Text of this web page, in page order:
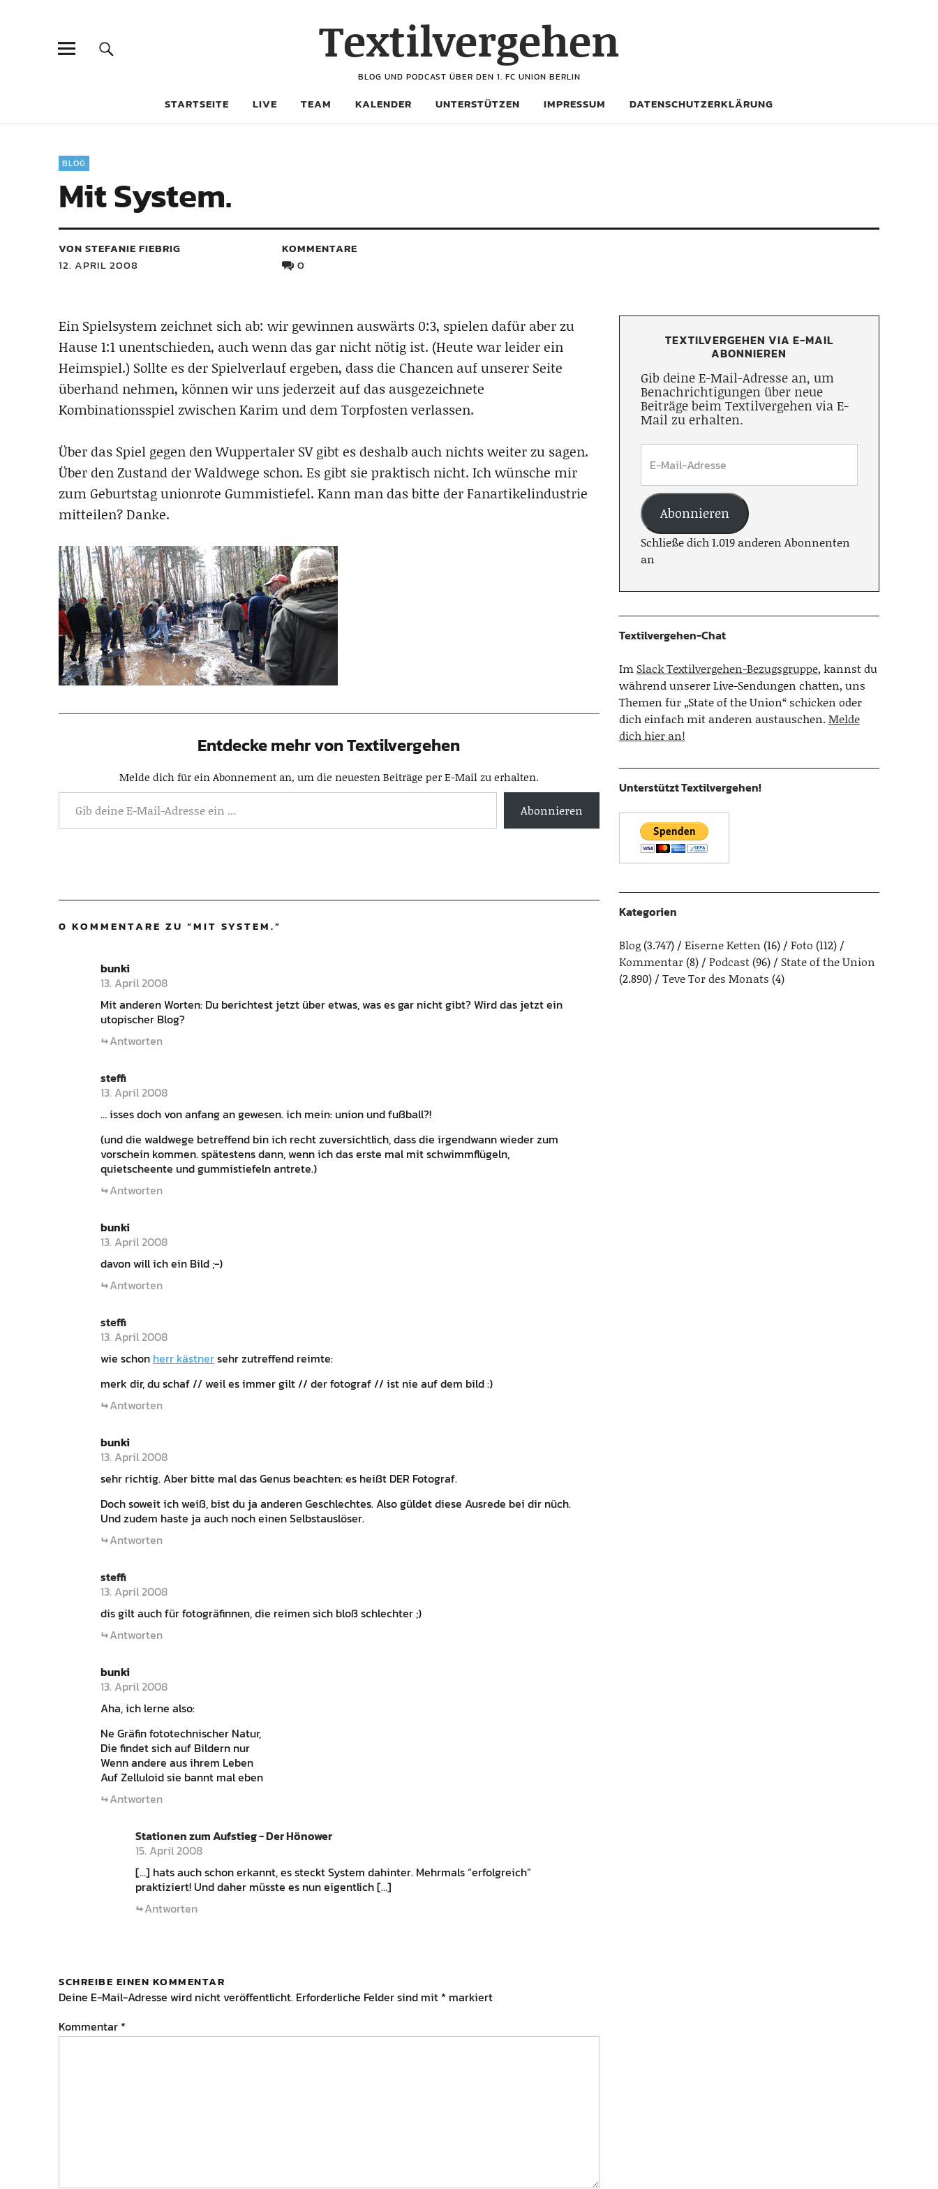
Textilvergehen
BLOG UND PODCAST ÜBER DEN 1. FC UNION BERLIN
STARTSEITE LIVE TEAM KALENDER UNTERSTÜTZEN IMPRESSUM DATENSCHUTZERKLÄRUNG
BLOG
Mit System.
VON STEFANIE FIEBRIG
12. APRIL 2008
KOMMENTARE
0
Ein Spielsystem zeichnet sich ab: wir gewinnen auswärts 0:3, spielen dafür aber zu
Hause 1:1 unentschieden, auch wenn das gar nicht nötig ist. (Heute war leider ein
Heimspiel.) Sollte es der Spielverlauf ergeben, dass die Chancen auf unserer Seite
überhand nehmen, können wir uns jederzeit auf das ausgezeichnete
Kombinationsspiel zwischen Karim und dem Torpfosten verlassen.
Über das Spiel gegen den Wuppertaler SV gibt es deshalb auch nichts weiter zu sagen.
Über den Zustand der Waldwege schon. Es gibt sie praktisch nicht. Ich wünsche mir
zum Geburtstag unionrote Gummistiefel. Kann man das bitte der Fanartikelindustrie
mitteilen? Danke.
Entdecke mehr von Textilvergehen
Melde dich für ein Abonnement an, um die neuesten Beiträge per E-Mail zu erhalten.
Abonnieren
0 KOMMENTARE ZU “MIT SYSTEM.”
bunki
13. April 2008
Mit anderen Worten: Du berichtest jetzt über etwas, was es gar nicht gibt? Wird das jetzt ein
utopischer Blog?
Antworten
steffi
13. April 2008
… isses doch von anfang an gewesen. ich mein: union und fußball?!
(und die waldwege betreffend bin ich recht zuversichtlich, dass die irgendwann wieder zum
vorschein kommen. spätestens dann, wenn ich das erste mal mit schwimmflügeln,
quietscheente und gummistiefeln antrete.)
Antworten
bunki
13. April 2008
davon will ich ein Bild ;-)
Antworten
steffi
13. April 2008
wie schon herr kästnersehr zutreffend reimte:
merk dir, du schaf // weil es immer gilt // der fotograf // ist nie auf dem bild :)
Antworten
bunki
13. April 2008
sehr richtig. Aber bitte mal das Genus beachten: es heißt DER Fotograf.
Doch soweit ich weiß, bist du ja anderen Geschlechtes. Also güldet diese Ausrede bei dir nüch.
Und zudem haste ja auch noch einen Selbstauslöser.
Antworten
steffi
13. April 2008
dis gilt auch für fotogräfinnen, die reimen sich bloß schlechter ;)
Antworten
bunki
13. April 2008
Aha, ich lerne also:
Ne Gräfin fototechnischer Natur,
Die findet sich auf Bildern nur
Wenn andere aus ihrem Leben
Auf Zelluloid sie bannt mal eben
Antworten
Stationen zum Aufstieg - Der Hönower
15. April 2008
[…] hats auch schon erkannt, es steckt System dahinter. Mehrmals “erfolgreich”
praktiziert! Und daher müsste es nun eigentlich […]
Antworten
SCHREIBE EINEN KOMMENTAR
Deine E-Mail-Adresse wird nicht veröffentlicht. Erforderliche Felder sind mit * markiert
Kommentar *
TEXTILVERGEHEN VIA E-MAIL
ABONNIEREN
Gib deine E-Mail-Adresse an, um
Benachrichtigungen über neue
Beiträge beim Textilvergehen via E-
Mail zu erhalten.
Abonnieren
Schließe dich 1.019 anderen Abonnenten
an
Textilvergehen-Chat
Im Slack Textilvergehen-Bezugsgruppe, kannst du
während unserer Live-Sendungen chatten, uns
Themen für „State of the Union“ schicken oder
dich einfach mit anderen austauschen.Melde
dich hier an!
Unterstützt Textilvergehen!
Kategorien
Blog(3.747) Eiserne Ketten (16) Foto (112)
Kommentar(8) Podcast(96)
State of the Union
(2.890)
Teve Tor des Monats (4)